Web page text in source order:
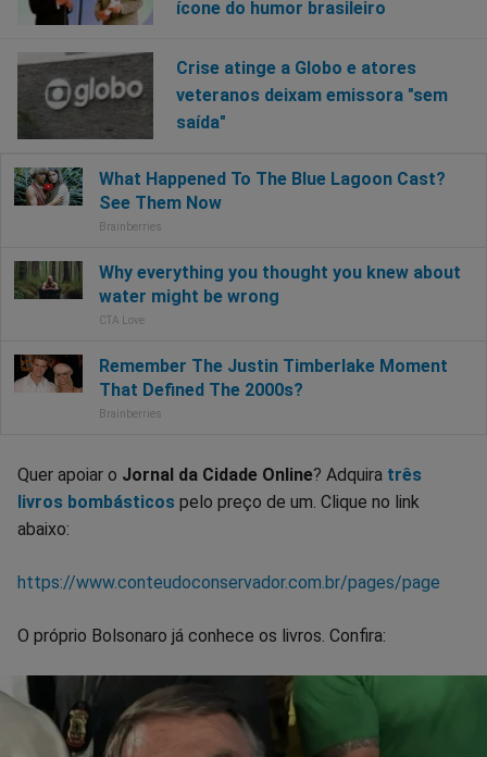
ícone do humor brasileiro
Crise atinge a Globo e atores
veteranos deixam emissora "sem
saída"
Quer apoiar o Jornal da Cidade Online? Adquira três
livros bombásticos pelo preço de um. Clique no link
abaixo:
https://www.conteudoconservador.com.br/pages/page
O próprio Bolsonaro já conhece os livros. Confira: